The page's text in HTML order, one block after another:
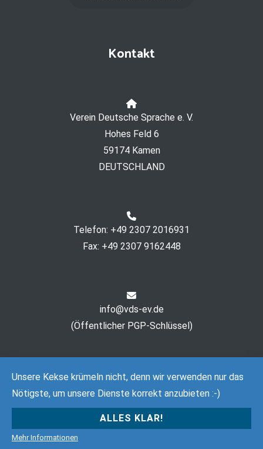
Kontakt
Verein Deutsche Sprache e. V.
Hohes Feld 6
59174 Kamen
DEUTSCHLAND
Telefon: +49 2307 2016931
Fax: +49 2307 9162448
info@vds-ev.de
(Öffentlicher PGP-Schlüssel)
Verein Deutsche Sprache e. V.
reserved. Theme:Cenoteby ThemeGrill. Powered by
WordPress.
Unsere Kekse krümeln nicht, denn wir verwenden nur das
Nötigste, um unsere Dienste korrekt anzubieten :-)
ALLES KLAR!
Mehr Informationen